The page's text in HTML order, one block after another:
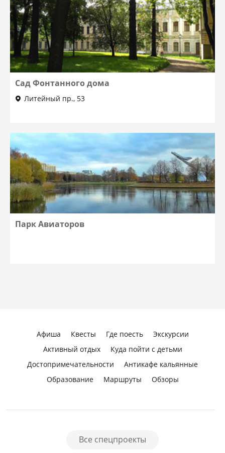
Сад Фонтанного дома
Литейный пр., 53
Парк Авиаторов
Афиша Квесты Где поесть
Экскурсии
Активный отдых
Куда пойти с детьми
Достопримечательности
Антикафе кальянные
Образование
Маршруты Обзоры
Все спецпроекты